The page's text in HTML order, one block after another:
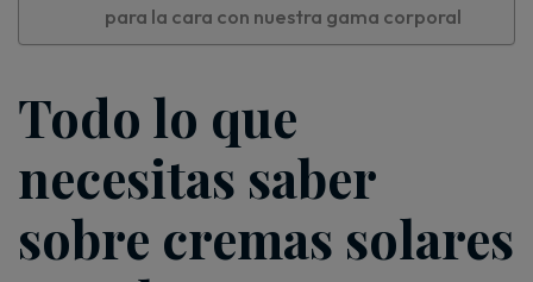
para la cara con nuestra gama corporal
Todo lo que
necesitas saber
sobre cremas solares